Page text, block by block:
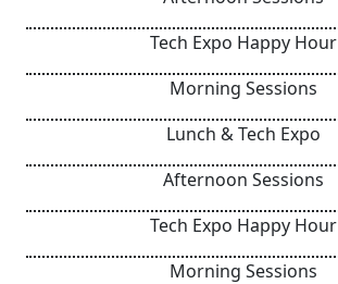
Tech Expo Happy Hour
Morning Sessions
Lunch & Tech Expo
Afternoon Sessions
Tech Expo Happy Hour
Morning Sessions